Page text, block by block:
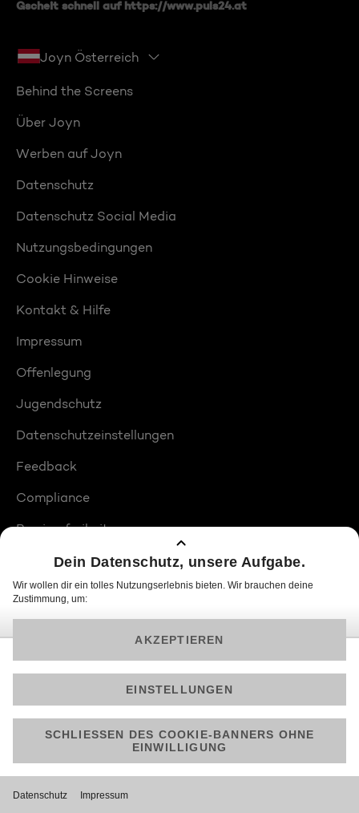
Gscheit schnell auf https://www.puls24.at
Joyn Österreich
Behind the Screens
Über Joyn
Werben auf Joyn
Datenschutz
Datenschutz Social Media
Nutzungsbedingungen
Cookie Hinweise
Kontakt & Hilfe
Impressum
Offenlegung
Jugendschutz
Datenschutzeinstellungen
Feedback
Compliance
Barrierefreiheit
Produktplatzierungen